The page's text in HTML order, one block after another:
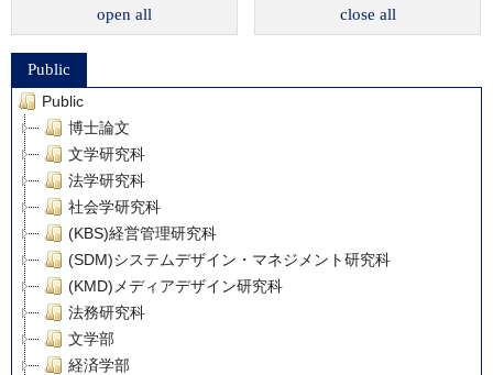
open all close all
Public
Public
博士論文
文学研究科
法学研究科
社会学研究科
(KBS)経営管理研究科
(SDM)システムデザイン・マネジメント研究科
(KMD)メディアデザイン研究科
法務研究科
文学部
経済学部